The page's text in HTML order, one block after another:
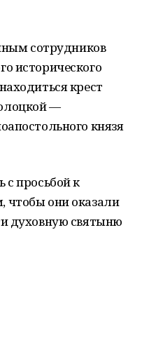
сотрудников
исторического
крест
—
князя
с просьбой к
чтобы они оказали
духовную святыню